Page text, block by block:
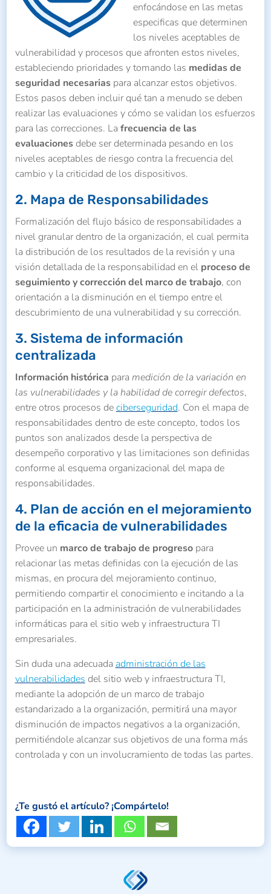
enfocándose en las metas
especificas que determinen
los niveles aceptables de
vulnerabilidad y procesos que afronten estos niveles,
estableciendo prioridades y tomando las medidas de
seguridad necesariaspara alcanzar estos objetivos.
Estos pasos deben incluir qué tan a menudo se deben
realizar las evaluaciones y cómo se validan los esfuerzos
para las correcciones. La frecuencia de las
evaluacionesdebe ser determinada pesando en los
niveles aceptables de riesgo contra la frecuencia del
cambio y la criticidad de los dispositivos.
2. Mapa de Responsabilidades
Formalización del flujo básico de responsabilidades a
nivel granular dentro de la organización, el cual permita
la distribución de los resultados de la revisión y una
visión detallada de la responsabilidad en el proceso de
seguimiento y corrección del marco de trabajo, con
orientación a la disminución en el tiempo entre el
descubrimiento de una vulnerabilidad y su corrección.
3. Sistema de información
centralizada
Información histórica para medición de la variación en
las vulnerabilidades y la habilidad de corregir defectos,
entre otros procesos deciberseguridad. Con el mapa de
responsabilidades dentro de este concepto, todos los
puntos son analizados desde la perspectiva de
desempeño corporativo y las limitaciones son definidas
conforme al esquema organizacional del mapa de
responsabilidades.
4. Plan de acción en el mejoramiento
de la eficacia de vulnerabilidades
Provee un marco de trabajo de progresopara
relacionar las metas definidas con la ejecución de las
mismas, en procura del mejoramiento continuo,
permitiendo compartir el conocimiento e incitando a la
participación en la administración de vulnerabilidades
informáticas para el sitio web y infraestructura TI
empresariales.
Sin duda una adecuada administración de las
vulnerabilidades del sitio web y infraestructura TI,
mediante la adopción de un marco de trabajo
estandarizado a la organización, permitirá una mayor
disminución de impactos negativos a la organización,
permitiéndole alcanzar sus objetivos de una forma más
controlada y con un involucramiento de todas las partes.
¿Te gustó el artículo? ¡Compártelo!